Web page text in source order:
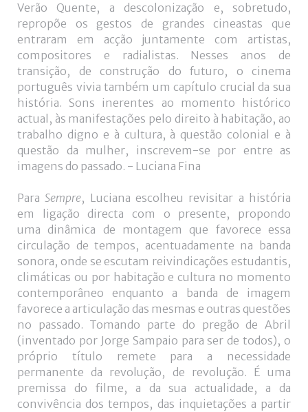
Verão Quente, a descolonização e, sobretudo,
repropõe os gestos de grandes cineastas que
entraram em acção juntamente com artistas,
compositores e radialistas. Nesses anos de
transição, de construção do futuro, o cinema
português vivia também um capítulo crucial da sua
história. Sons inerentes ao momento histórico
actual, às manifestações pelo direito à habitação, ao
trabalho digno e à cultura, à questão colonial e à
questão da mulher, inscrevem-se por entre as
imagens do passado. - Luciana Fina
ParaSempre, Luciana escolheu revisitar a história
em ligação directa com o presente, propondo
uma dinâmica de montagem que favorece essa
circulação de tempos, acentuadamente na banda
sonora, onde se escutam reivindicações estudantis,
climáticas ou por habitação e cultura no momento
contemporâneo enquanto a banda de imagem
favorece a articulação das mesmas e outras questões
no passado. Tomando parte do pregão de Abril
(inventado por Jorge Sampaio para ser de todos), o
próprio título remete para a necessidade
permanente da revolução, de revolução. É uma
premissa do filme, a da sua actualidade, a da
convivência dos tempos, das inquietações a partir